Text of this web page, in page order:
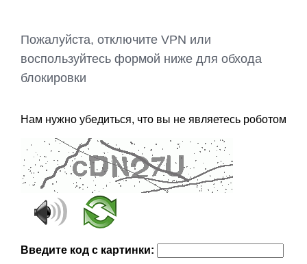
Пожалуйста, отключите VPN или
воспользуйтесь формой ниже для обхода
блокировки
Нам нужно убедиться, что вы не являетесь роботом
Введите код с картинки: